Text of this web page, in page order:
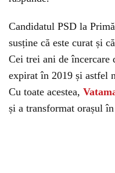
Candidatul PSD la
susține că este curat și
Cei trei ani de încercare
expirat în 2019 și astfel
Cu toate acestea,
și a transformat orașul